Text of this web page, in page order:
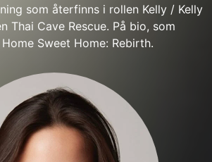
som återfinns i rollen Kelly / Kelly
Thai Cave Rescue. På bio, som
Sweet Home: Rebirth.